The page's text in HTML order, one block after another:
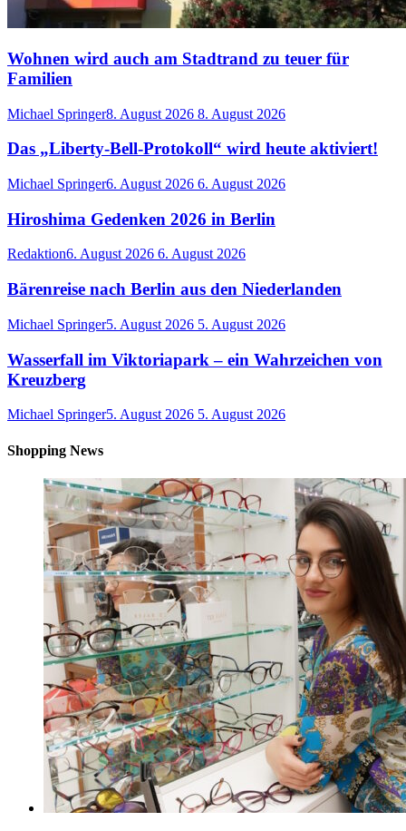
Wohnen wird auch am Stadtrand zu teuer für
Familien
Michael Springer8. August 2026 8. August 2026
Das „Liberty-Bell-Protokoll“ wird heute aktiviert!
Michael Springer6. August 2026 6. August 2026
Hiroshima Gedenken 2026 in Berlin
Redaktion6. August 2026 6. August 2026
Bärenreise nach Berlin aus den Niederlanden
Michael Springer5. August 2026 5. August 2026
Wasserfall im Viktoriapark – ein Wahrzeichen von
Kreuzberg
Michael Springer5. August 2026 5. August 2026
Shopping News